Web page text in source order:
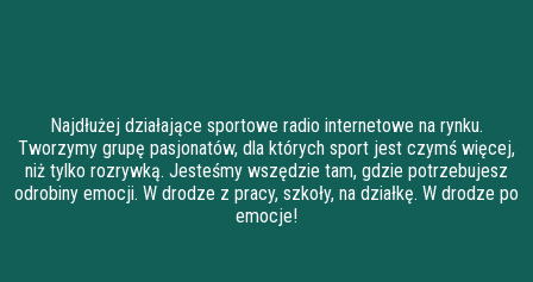
Najdłużej działające sportowe radio internetowe na rynku.
Tworzymy grupę pasjonatów, dla których sport jest czymś więcej,
niż tylko rozrywką. Jesteśmy wszędzie tam, gdzie potrzebujesz
odrobiny emocji. W drodze z pracy, szkoły, na działkę. W drodze po
emocje!